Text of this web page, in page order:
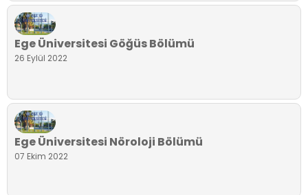
Ege Üniversitesi Göğüs Bölümü
26 Eylül 2022
Ege Üniversitesi Nöroloji Bölümü
07 Ekim 2022